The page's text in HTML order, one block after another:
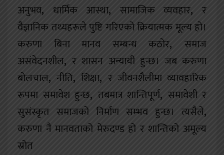
अनुभव, धार्मिक आस्था, सामाजिक व्यवहार, र
वैज्ञानिक तथ्यहरूले पुष्टि गरिएको क्रियात्मक मूल्य हो।
करुणा बिना मानव सम्बन्ध कठोर,समाज
असंवेदनशील,र शासन अन्यायी हुन्छ। जब करुणा
बोलचाल,नीति,शिक्षा, र जीवनशैलीमा व्यावहारिक
रूपमा समावेश हुन्छ, तबमात्र शान्तिपूर्ण, समावेशी र
सुसंस्कृत समाजको निर्माण सम्भव हुन्छ। त्यसैले,
करुणा नै मानवताको मेरुदण्ड हो र शान्तिको अमूल्य
स्रोत